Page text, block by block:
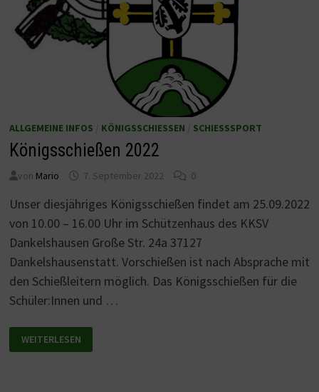
ALLGEMEINE INFOS KÖNIGSSCHIESSEN SCHIESSSPORT
Königsschießen 2022
von Mario 7. September 2022 0
Unser diesjähriges Königsschießen findet am 25.09.2022
von 10.00 – 16.00 Uhr im Schützenhaus des KKSV
Dankelshausen Große Str. 24a 37127
Dankelshausenstatt. Vorschießen ist nach Absprache mit
den Schießleitern möglich. Das Königsschießen für die
Schüler:Innen und …
KÖNIGSSCHIESSEN 2
022
WEITERLESEN